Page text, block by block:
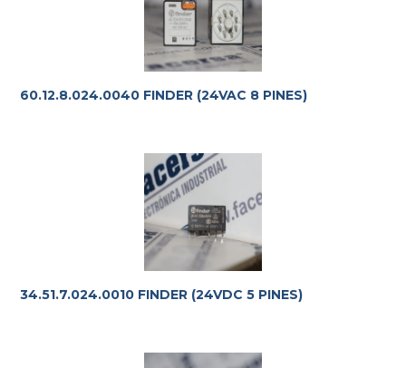
60.12.8.024.0040 FINDER (24VAC 8 PINES)
34.51.7.024.0010 FINDER (24VDC 5 PINES)